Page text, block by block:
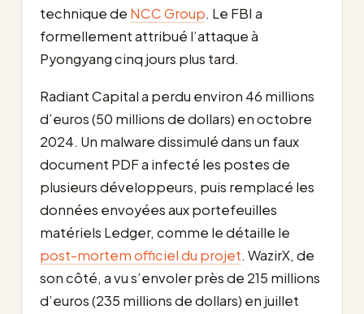
technique de NCC Group. Le FBI a
formellement attribué l’attaque à
Pyongyang cinq jours plus tard.
Radiant Capital a perdu environ 46 millions
d’euros (50 millions de dollars) en octobre
2024. Un malware dissimulé dans un faux
document PDF a infecté les postes de
plusieurs développeurs, puis remplacé les
données envoyées aux portefeuilles
matériels Ledger, comme le détaille le
post-mortem officiel du projet. WazirX, de
son côté, a vu s’envoler près de 215 millions
d’euros (235 millions de dollars) en juillet